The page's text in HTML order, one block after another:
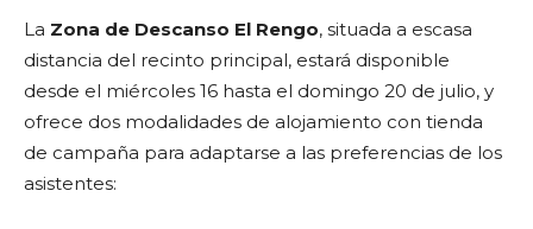
La Zona de Descanso El Rengo, situada a escasa
distancia del recinto principal, estará disponible
desde el miércoles 16 hasta el domingo 20 de julio, y
ofrece dos modalidades de alojamiento con tienda
de campaña para adaptarse a las preferencias de los
asistentes: